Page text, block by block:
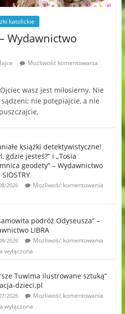
katolickie
Wydawnictwo
Możliwość komentowania
wasz jest miłosierny. Nie
nie potępiajcie, a nie
książki detektywistyczne!
gdzie jesteś?” i „Tosia
geodety” – Wydawnictwo
SIOSTRY
2026
Możliwość komentowania
podróż Odyseusza” –
LIBRA
2026
Możliwość komentowania
wyłączona
Tuwima ilustrowane sztuką”
dzieci.pl
2026
Możliwość komentowania
wyłączona